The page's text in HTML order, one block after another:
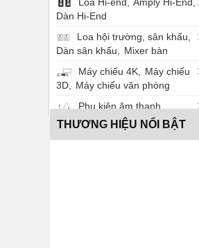
Dàn Hi-End
Loa hội trường, sân khấu
Dàn sân khấu
Mixer bàn
Máy chiếu 4K
Máy chiếu
3D
Máy chiếu văn phòng
Phụ kiện âm thanh
THƯƠNG HIỆU NỔI BẬT